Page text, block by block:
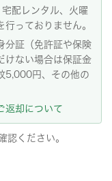
配レンタル、火曜
っておりません。
分証（免許証や保険
けない場合は保証金
5,000円、その他の
返却について
認ください。